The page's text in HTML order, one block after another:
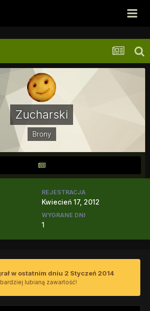
Zucharski
Brony
REJESTRACJA
Kwiecień 17, 2012
WYGRANE DNI
1
w ostatnim dniu 2 Styczeń 2014
lubianą zawartość!